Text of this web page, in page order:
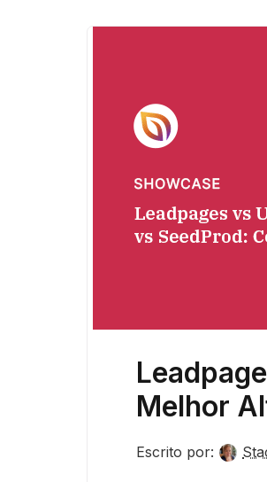
Melhor
Escrito por: